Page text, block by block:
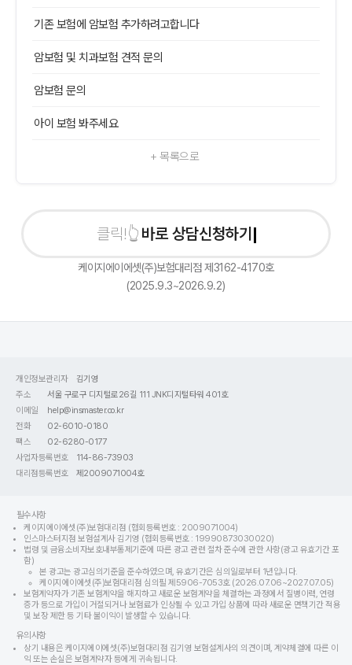
기존 보험에 암보험 추가하려고합니다
암보험 및 치과보험 견적 문의
암보험 문의
아이 보험 봐주세요
+ 목록으로
바로 상담신청하기
케이지에이에셋(주)보험대리점 제3162-4170호
(2025.9.3~2026.9.2)
개인정보관리자
김기영
주소
서울 구로구 디지털로26길 111 JNK디지털타워 401호
이메일
help@insmaster.co.kr
전화
02-6010-0180
팩스
02-6280-0177
사업자등록번호
114-86-73903
대리점등록번호
제2009071004호
필수사항
케이지에이에셋(주)보험대리점 (협회등록번호 : 2009071004)
인스마스터지점 보험설계사 김기영 (협회등록번호 : 19990873030020)
법령 및 금융소비자보호내부통제기준에 따른 광고 관련 절차 준수에 관한 사항(광고 유효기간 포
함)
본 광고는 광고심의기준을 준수하였으며, 유효기간은 심의일로부터 1년입니다.
케이지에이에셋(주)보험대리점 심의필 제5906-7053호 (2026.07.06~2027.07.05)
보험계약자가 기존 보험계약을 해지하고 새로운 보험계약을 체결하는 과정에서 질병이력, 연령
증가 등으로 가입이 거절되거나 보험료가 인상될 수 있고 가입 상품에 따라 새로운 면책기간 적용
및 보장 제한 등 기타 불이익이 발생할 수 있습니다.
유의사항
상기 내용은 케이지에이에셋(주)보험대리점 김기영 보험설계사의 의견이며, 계약체결에 따른 이
익 또는 손실은 보험계약자 등에게 귀속됩니다.